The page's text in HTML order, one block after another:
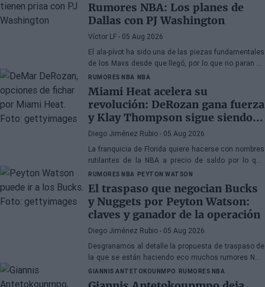
Rumores NBA: Los planes de
Dallas con PJ Washington
Víctor LF - 05 Aug 2026
El ala-pívot ha sido una de las piezas fundamentales
de los Mavs desde que llegó, por lo que no paran de
llegarle ofertas, aunque la franquicia de Texas no
tiene prisa
RUMORES NBA NBA
Miami Heat acelera su
revolución: DeRozan gana fuerza
y Klay Thompson sigue siendo
el gran objetivo
Diego Jiménez Rubio - 05 Aug 2026
La franquicia de Florida quiere hacerse con nombres
rutilantes de la NBA a precio de saldo por lo que
busca veteranos. DeRozan está muy cerca de fichar.
RUMORES NBA PEYTON WATSON
El traspaso que negocian Bucks
y Nuggets por Peyton Watson:
claves y ganador de la operación
Diego Jiménez Rubio - 05 Aug 2026
Desgranamos al detalle la propuesta de traspaso de
la que se están haciendo eco muchos rumores NBA
sobre Watson.
GIANNIS ANTETOKOUNMPO RUMORES NBA